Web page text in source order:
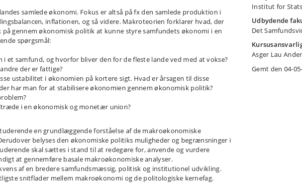
samlede økonomi. Fokus er altså på fx den samlede produktion i
inflationen, og så videre. Makroteorien forklarer hvad, der
gennem økonomisk politik at kunne styre samfundets økonomi i en
spørgsmål:
et samfund, og hvorfor bliver den for de fleste lande ved med at vokse?
der er fattige?
ustabilitet i økonomien på kortere sigt. Hvad er årsagen til disse
har man for at stabilisere økonomien gennem økonomisk politik?
i en økonomisk og monetær union?
en grundlæggende forståelse af de makroøkonomiske
belyses den økonomiske politiks muligheder og begrænsninger i
skal sættes i stand til at redegøre for, anvende og vurdere
at gennemføre basale makroøkonomiske analyser.
af en bredere samfundsmæssig, politisk og institutionel udvikling.
snitflader mellem makroøkonomi og de politologiske kernefag.
Institut for
Udbydende
Det
Asger Lau
Gemt den 04-